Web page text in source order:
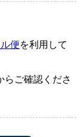
便を利用して
らご確認くださ